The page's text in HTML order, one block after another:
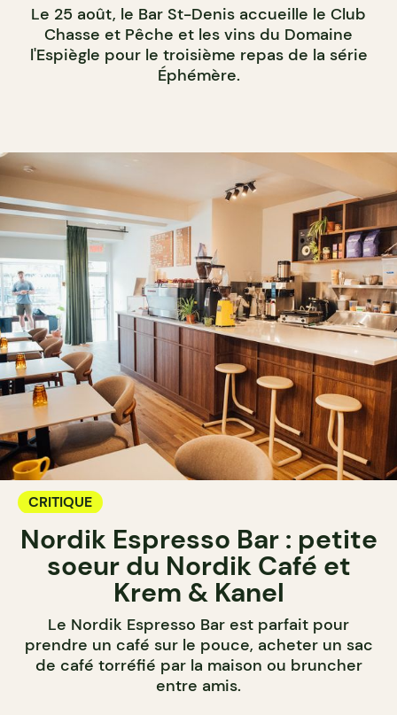
Le 25 août, le Bar St-Denis accueille le Club
Chasse et Pêche et les vins du Domaine
l'Espiègle pour le troisième repas de la série
Éphémère.
CRITIQUE
Nordik Espresso Bar : petite
soeur du Nordik Café et
Krem & Kanel
Le Nordik Espresso Bar est parfait pour
prendre un café sur le pouce, acheter un sac
de café torréfié par la maison ou bruncher
entre amis.